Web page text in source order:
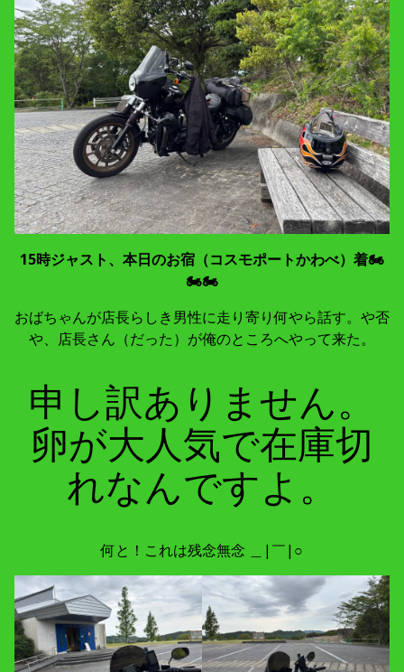
15時ジャスト、本日のお宿（コスモポートかわべ）着🏍
🏍🏍
おばちゃんが店長らしき男性に走り寄り何やら話す。や否
や、店長さん（だった）が俺のところへやって来た。
申し訳ありません。
卵が大人気で在庫切
れなんですよ。
何と！これは残念無念 ＿|￣|○